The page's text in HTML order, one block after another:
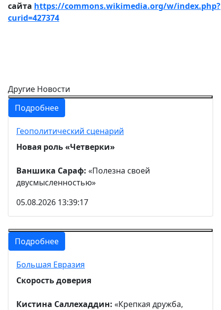
сайта https://commons.wikimedia.org/w/index.php?
curid=427374
Другие Новости
Подробнее
Геополитический сценарий
Новая роль «Четверки»
Ваншика Сараф: «Полезна своей
двусмысленностью»
05.08.2026 13:39:17
Подробнее
Большая Евразия
Скорость доверия
Кистина Саллехаддин: «Крепкая дружба,